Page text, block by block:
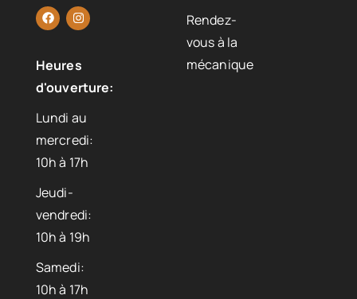
Heures
d'ouverture:
Lundi au
mercredi:
10h à 17h
Jeudi-
vendredi:
10h à 19h
Samedi:
10h à 17h
Rendez-
vous à la
mécanique